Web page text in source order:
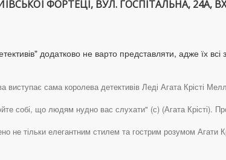
ФОРТЕЦІ, ВУЛ. ГОСПІТАЛЬНА, 24А,
додатково не варто представляти, адже їх
виступає сама королева детективів Леді Агата Крісті
собі, що людям нудно вас слухати" (с) (Агата Крісті).
не тільки елегантним стилем та гострим розумом